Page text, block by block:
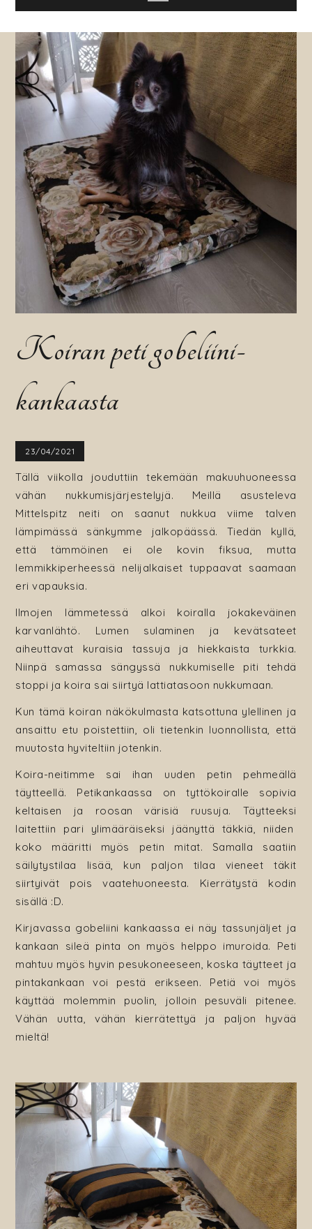
Koiran peti gobeliini-
kankaasta
23/04/2021
Tällä viikolla jouduttiin tekemään makuuhuoneessa
vähän nukkumisjärjestelyjä. Meillä asusteleva
Mittelspitz neiti on saanut nukkua viime talven
lämpimässä sänkymme jalkopäässä. Tiedän kyllä,
että tämmöinen ei ole kovin fiksua, mutta
lemmikkiperheessä nelijalkaiset tuppaavat saamaan
eri vapauksia.
Ilmojen lämmetessä alkoi koiralla jokakeväinen
karvanlähtö. Lumen sulaminen ja kevätsateet
aiheuttavat kuraisia tassuja ja hiekkaista turkkia.
Niinpä samassa sängyssä nukkumiselle piti tehdä
stoppi ja koira sai siirtyä lattiatasoon nukkumaan.
Kun tämä koiran näkökulmasta katsottuna ylellinen ja
ansaittu etu poistettiin, oli tietenkin luonnollista, että
muutosta hyviteltiin jotenkin.
Koira-neitimme sai ihan uuden petin pehmeällä
täytteellä. Petikankaassa on tyttökoiralle sopivia
keltaisen ja roosan värisiä ruusuja. Täytteeksi
laitettiin pari ylimääräiseksi jäänyttä täkkiä, niiden
koko määritti myös petin mitat. Samalla saatiin
säilytystilaa lisää, kun paljon tilaa vieneet täkit
siirtyivät pois vaatehuoneesta. Kierrätystä kodin
sisällä :D.
Kirjavassa gobeliini kankaassa ei näy tassunjäljet ja
kankaan sileä pinta on myös helppo imuroida. Peti
mahtuu myös hyvin pesukoneeseen, koska täytteet ja
pintakankaan voi pestä erikseen. Petiä voi myös
käyttää molemmin puolin, jolloin pesuväli pitenee.
Vähän uutta, vähän kierrätettyä ja paljon hyvää
mieltä!